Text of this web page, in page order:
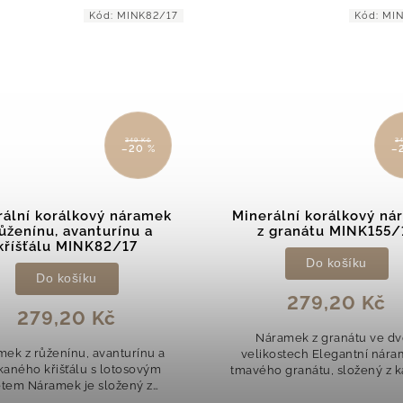
349 Kč
–20 %
korálkový náramek
granátu MINK155/17
279,20 Kč
Do košíku
Elegantní náramek z
granátu, složený z kamenů
0,4 cm a 0,6 cm,
Kód: MINK155/17
Minerální korálkový
z howlitu MINK30/
279,20 Kč
Do košíku
Náramek z bílého
andělským křídlem
náramek z přírodního
Kód: